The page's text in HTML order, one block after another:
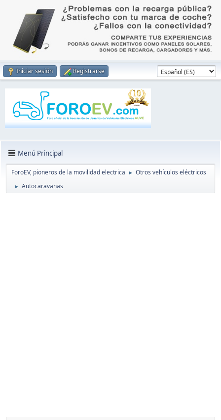
Iniciar sesión Registrarse
Menú Principal
ForoEV, pioneros de la movilidad electrica ► Otros vehículos eléctricos
► Autocaravanas